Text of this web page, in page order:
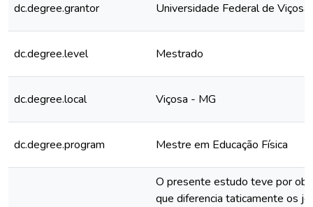
dc.degree.grantor Universidade Federal de Viçosa
dc.degree.level Mestrado
dc.degree.local Viçosa - MG
dc.degree.program Mestre em Educação Física
O presente estudo teve por
que diferencia taticamente os